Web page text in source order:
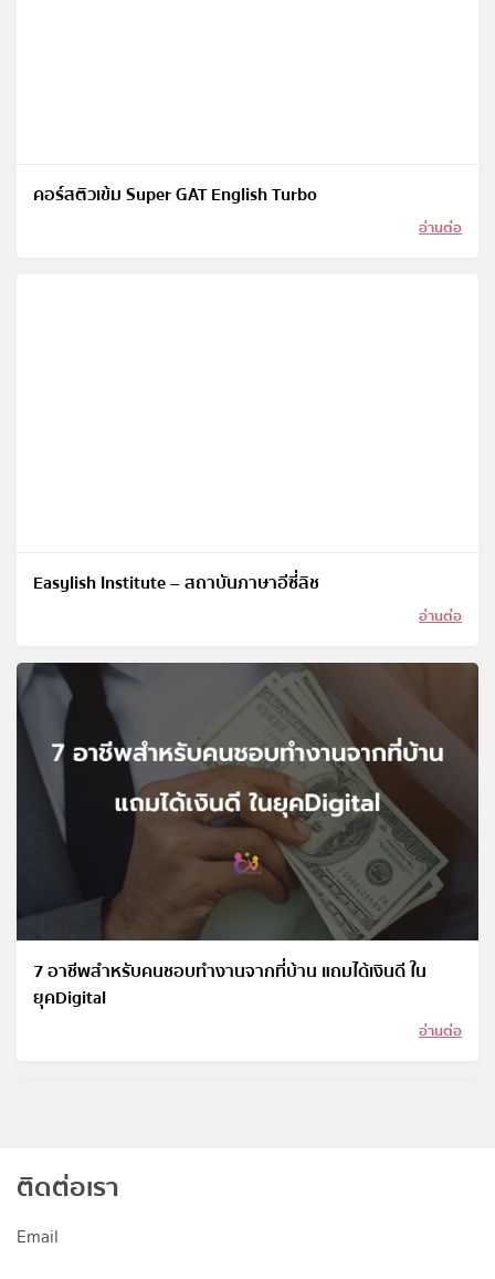
คอร์สติวเข้ม Super GAT English Turbo
อ่านต่อ
Easylish Institute – สถาบันภาษาอีซี่ลิช
อ่านต่อ
7 อาชีพสำหรับคนชอบทำงานจากที่บ้าน แถมได้เงินดี ใน
ยุคDigital
อ่านต่อ
ติดต่อเรา
Email